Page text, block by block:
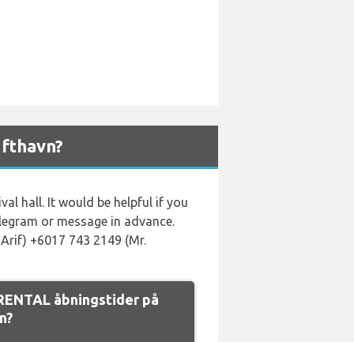
hall. It would be helpful if you
or message in advance.
+6017 743 2149 (Mr.
åbningstider på